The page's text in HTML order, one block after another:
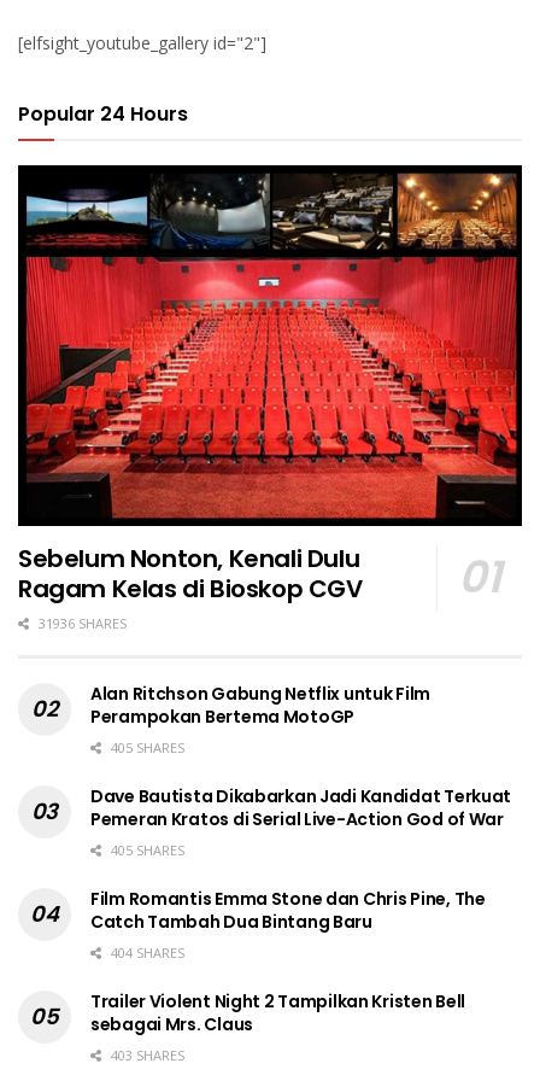
[elfsight_youtube_gallery id="2"]
Popular 24 Hours
Sebelum Nonton, Kenali Dulu
Ragam Kelas di Bioskop CGV
31936 SHARES
Alan Ritchson Gabung Netflix untuk Film
Perampokan Bertema MotoGP
405 SHARES
Dave Bautista Dikabarkan Jadi Kandidat Terkuat
Pemeran Kratos di Serial Live-Action God of War
405 SHARES
Film Romantis Emma Stone dan Chris Pine, The
Catch Tambah Dua Bintang Baru
404 SHARES
Trailer Violent Night 2 Tampilkan Kristen Bell
sebagai Mrs. Claus
403 SHARES